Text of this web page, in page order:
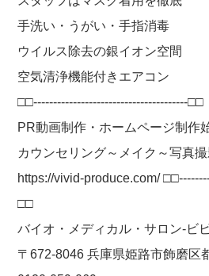
手洗い・うがい・手指消毒
ウイルス除去の銀イオン空間
空気清浄機能付きエアコン
□□---------------------------------------□□
PR動画制作・ホームページ制作
カウンセリング～メイク～写真
https://vivid-produce.com/
□□
バイオ・メディカル・サロン-ビ
〒672-8046 兵庫県姫路市飾磨区